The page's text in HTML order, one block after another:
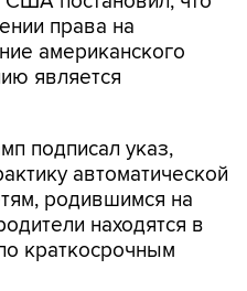
права на
американского
является
подписал указ,
автоматической
родившимся на
находятся в
краткосрочным